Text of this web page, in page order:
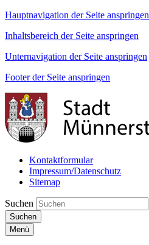
Hauptnavigation der Seite anspringen
Inhaltsbereich der Seite anspringen
Unternavigation der Seite anspringen
Footer der Seite anspringen
Kontaktformular
Impressum/Datenschutz
Sitemap
Suchen
Suchen
Menü